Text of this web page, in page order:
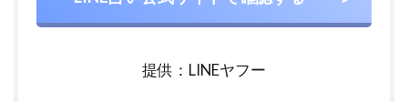
提供：LINEヤフー